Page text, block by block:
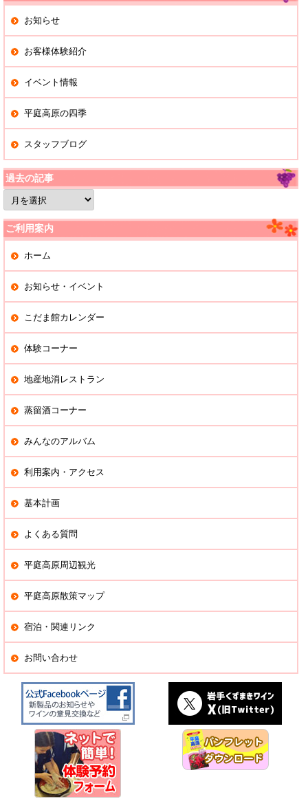
お知らせ
お客様体験紹介
イベント情報
平庭高原の四季
スタッフブログ
過去の記事
過
去
の
記
事
ご利用案内
ホーム
お知らせ・イベント
こだま館カレンダー
体験コーナー
地産地消レストラン
蒸留酒コーナー
みんなのアルバム
利用案内・アクセス
基本計画
よくある質問
平庭高原周辺観光
平庭高原散策マップ
宿泊・関連リンク
お問い合わせ